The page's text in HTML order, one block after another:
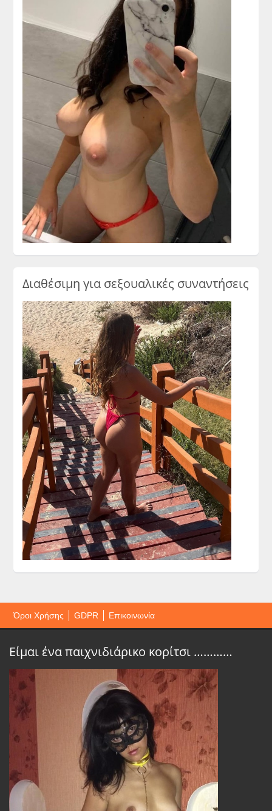
Διαθέσιμη για σεξουαλικές συναντήσεις
Όροι Χρήσης GDPR Επικοινωνία
Είμαι ένα παιχνιδιάρικο κορίτσι …………